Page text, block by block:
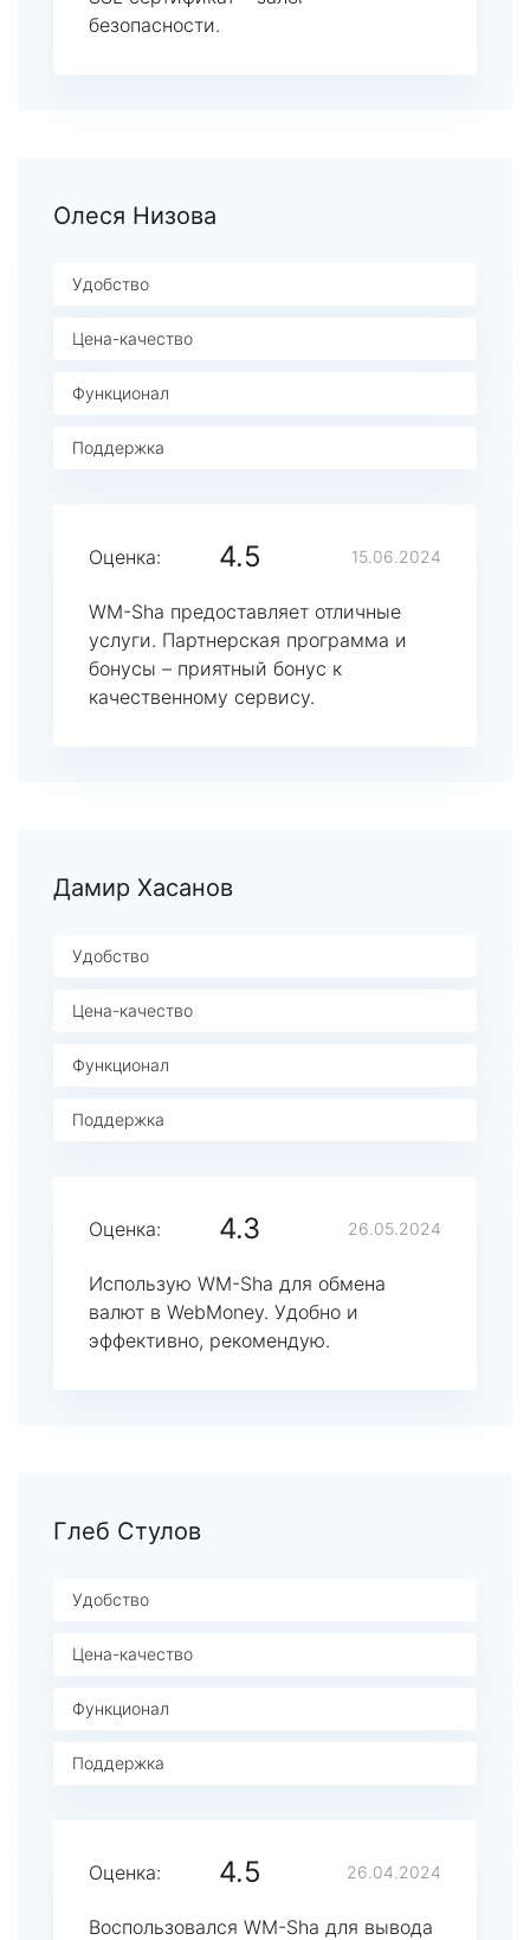
безопасности.
Олеся Низова
Удобство
Цена-качество
Функционал
Поддержка
Оценка: 4.5 15.06.2024
WM-Sha предоставляет отличные
услуги. Партнерская программа и
бонусы – приятный бонус к
качественному сервису.
Дамир Хасанов
Удобство
Цена-качество
Функционал
Поддержка
Оценка: 4.3 26.05.2024
Использую WM-Sha для обмена
валют в WebMoney. Удобно и
эффективно, рекомендую.
Глеб Стулов
Удобство
Цена-качество
Функционал
Поддержка
Оценка: 4.5 26.04.2024
Воспользовался WM-Sha для вывода